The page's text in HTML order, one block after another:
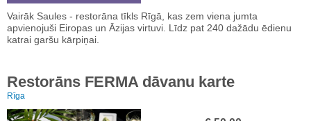
Vairāk Saules - restorāna tīkls Rīgā, kas zem viena jumta
apvienojuši Eiropas un Āzijas virtuvi. Līdz pat 240 dažādu ēdienu
katrai garšu kārpiņai.
Restorāns FERMA dāvanu karte
Rīga